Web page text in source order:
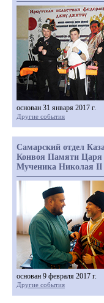
основан 31 января 2017 г.
Другие события
Самарский отдел
Конвоя Памяти Царя
Мученика Николая II
основан 9 февраля 2017 г.
Другие события